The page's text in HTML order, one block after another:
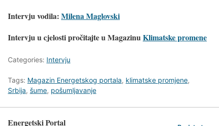
Intervju vodila: Milena Maglovski
Intervju u cjelosti pročitajte uMagazinuKlimatske promene
Categories: Intervju
Tags: Magazin Energetskog portala, klimatske promjene,
Srbija, šume, pošumljavanje
Energetski Portal